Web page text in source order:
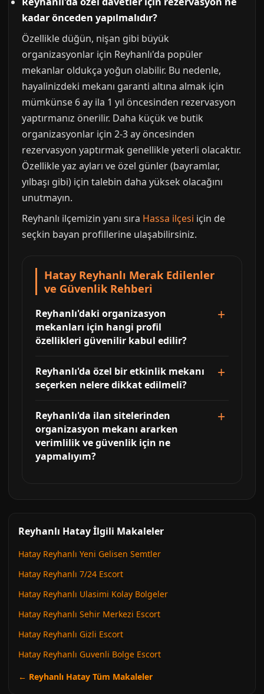
kadar önceden yapılmalıdır?
Özellikle düğün, nişan gibi büyük
organizasyonlar için Reyhanlı'da popüler
mekanlar oldukça yoğun olabilir. Bu nedenle,
hayalinizdeki mekanı garanti altına almak için
mümkünse 6 ay ila 1 yıl öncesinden rezervasyon
yaptırmanız önerilir. Daha küçük ve butik
organizasyonlar için 2-3 ay öncesinden
rezervasyon yaptırmak genellikle yeterli olacaktır.
Özellikle yaz ayları ve özel günler (bayramlar,
yılbaşı gibi) için talebin daha yüksek olacağını
unutmayın.
Reyhanlı ilçemizin yanı sıra Hassa ilçesi için de
seçkin bayan profillerine ulaşabilirsiniz.
Hatay Reyhanlı Merak Edilenler
ve Güvenlik Rehberi
Reyhanlı'daki organizasyon
mekanları için hangi profil
özellikleri güvenilir kabul edilir?
Reyhanlı'da özel bir etkinlik mekanı
seçerken nelere dikkat edilmeli?
Reyhanlı'da ilan sitelerinden
organizasyon mekanı ararken
verimlilik ve güvenlik için ne
yapmalıyım?
Reyhanlı Hatay İlgili Makaleler
Hatay Reyhanlı Yeni Gelisen Semtler
Hatay Reyhanlı 7/24 Escort
Hatay Reyhanlı Ulasimi Kolay Bolgeler
Hatay Reyhanlı Sehir Merkezi Escort
Hatay Reyhanlı Gizli Escort
Hatay Reyhanlı Guvenli Bolge Escort
← Reyhanlı Hatay Tüm Makaleler